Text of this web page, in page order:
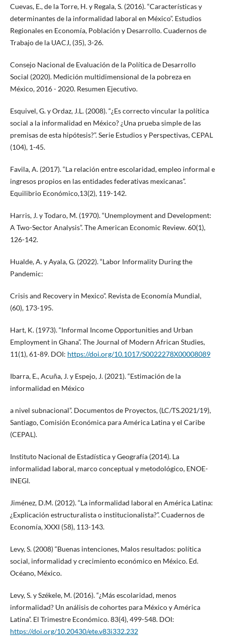
Cuevas, E., de la Torre, H. y Regala, S. (2016). “Características y
determinantes de la informalidad laboral en México”. Estudios
Regionales en Economía, Población y Desarrollo. Cuadernos de
Trabajo de la UACJ, (35), 3-26.
Consejo Nacional de Evaluación de la Política de Desarrollo
Social (2020). Medición multidimensional de la pobreza en
México, 2016 - 2020. Resumen Ejecutivo.
Esquivel, G. y Ordaz, J.L. (2008). “¿Es correcto vincular la política
social a la informalidad en México? ¿Una prueba simple de las
premisas de esta hipótesis?”. Serie Estudios y Perspectivas, CEPAL
(104), 1-45.
Favila, A. (2017). “La relación entre escolaridad, empleo informal e
ingresos propios en las entidades federativas mexicanas”.
Equilibrio Económico,13(2), 119-142.
Harris, J. y Todaro, M. (1970). “Unemployment and Development:
A Two-Sector Analysis”. The American Economic Review. 60(1),
126-142.
Hualde, A. y Ayala, G. (2022). “Labor Informality During the
Pandemic:
Crisis and Recovery in Mexico”. Revista de Economía Mundial,
(60), 173-195.
Hart, K. (1973). “Informal Income Opportunities and Urban
Employment in Ghana”. The Journal of Modern African Studies,
11(1), 61-89. DOI: https://doi.org/10.1017/S0022278X00008089
Ibarra, E., Acuña, J. y Espejo, J. (2021). “Estimación de la
informalidad en México
a nivel subnacional”. Documentos de Proyectos, (LC/TS.2021/19),
Santiago, Comisión Económica para América Latina y el Caribe
(CEPAL).
Instituto Nacional de Estadística y Geografía (2014). La
informalidad laboral, marco conceptual y metodológico, ENOE-
INEGI.
Jiménez, D.M. (2012). “La informalidad laboral en América Latina:
¿Explicación estructuralista o institucionalista?”. Cuadernos de
Economía, XXXI (58), 113-143.
Levy, S. (2008) “Buenas intenciones, Malos resultados: política
social, informalidad y crecimiento económico en México. Ed.
Océano, México.
Levy, S. y Székele, M. (2016). “¿Más escolaridad, menos
informalidad? Un análisis de cohortes para México y América
Latina”. El Trimestre Económico. 83(4), 499-548. DOI:
https://doi.org/10.20430/ete.v83i332.232